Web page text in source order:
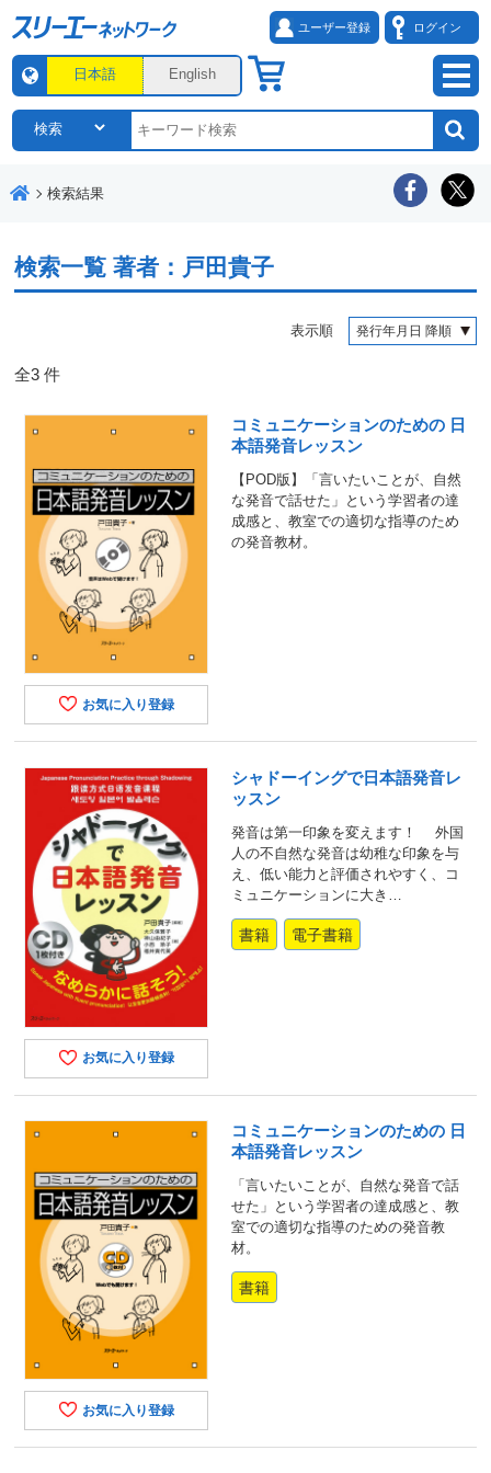
ユーザー登録 ログイン
日本語 English
検索結果
検索一覧著者：戸田貴子
表示順
全3 件
お気に入り登録
コミュニケーションのための 日
本語発音レッスン
【POD版】「言いたいことが、自然
な発音で話せた」という学習者の達
成感と、教室での適切な指導のため
の発音教材。
お気に入り登録
シャドーイングで日本語発音レ
ッスン
発音は第一印象を変えます！ 外国
人の不自然な発音は幼稚な印象を与
え、低い能力と評価されやすく、コ
ミュニケーションに大き…
書籍 電子書籍
お気に入り登録
コミュニケーションのための 日
本語発音レッスン
「言いたいことが、自然な発音で話
せた」という学習者の達成感と、教
室での適切な指導のための発音教
材。
書籍